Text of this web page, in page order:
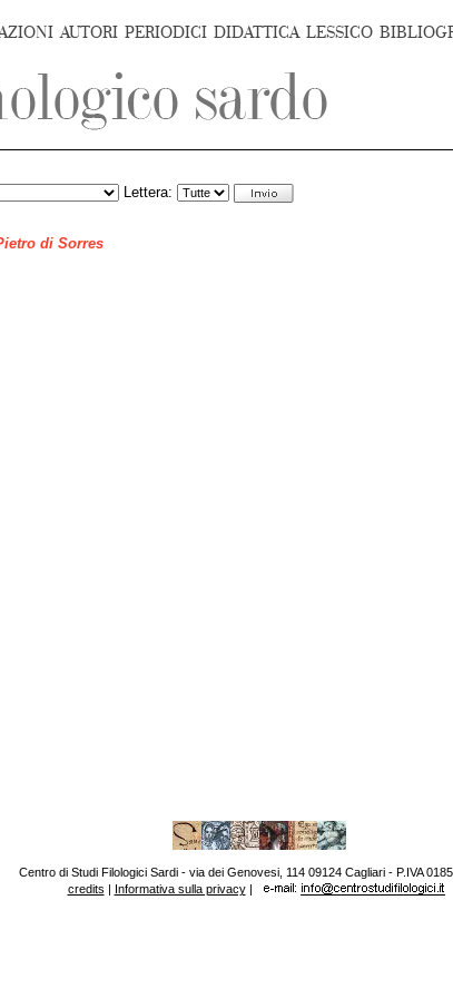
AUTORI PERIODICI DIDATTICA LESSICO
Lettera:
di Sorres
Centro di Studi Filologici Sardi - via dei Genovesi, 114 09124 Cagliari - P.IVA
credits | Informativa sulla privacy|